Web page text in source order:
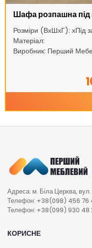
Шафа розпашна
Розміри (ВхШхГ): хПід
Матеріал:
Виробник: Перший
Адреса: м. Біла Церква,
Телефон: +38(098) 456 76
Телефон: +38(099) 930 48
КОРИСНЕ